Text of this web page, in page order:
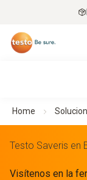
Home
Testo Saveris en
Visítenos en la